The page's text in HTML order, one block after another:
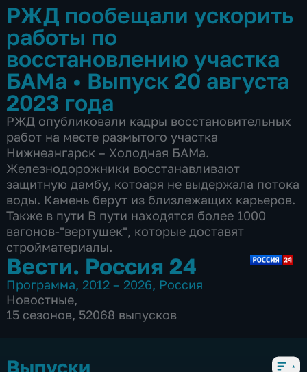
РЖД пообещали ускорить
работы по
восстановлению участка
БАМа • Выпуск 20 августа
2023 года
РЖД опубликовали кадры восстановительных
работ на месте размытого участка
Нижнеангарск – Холодная БАМа.
Железнодорожники восстанавливают
защитную дамбу, котоаря не выдержала потока
воды. Камень берут из близлежащих карьеров.
Также в пути В пути находятся более 1000
вагонов-"вертушек", которые доставят
стройматериалы.
Вести. Россия 24
Программа, 2012 – 2026, Россия
Новостные,
15 сезонов, 52068 выпусков
Выпуски